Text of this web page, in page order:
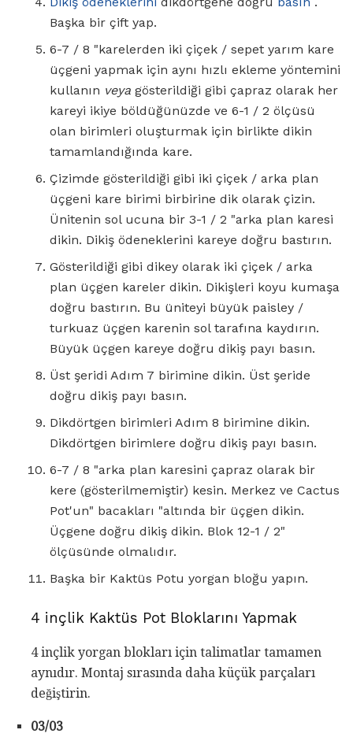
Başka bir çift yap.
6-7 / 8 "karelerden iki çiçek / sepet yarım kare
üçgeni yapmak için aynı hızlı ekleme yöntemini
kullanın veya gösterildiği gibi çapraz olarak her
kareyi ikiye böldüğünüzde ve 6-1 / 2 ölçüsü
olan birimleri oluşturmak için birlikte dikin
tamamlandığında kare.
Çizimde gösterildiği gibi iki çiçek / arka plan
üçgeni kare birimi birbirine dik olarak çizin.
Ünitenin sol ucuna bir 3-1 / 2 "arka plan karesi
dikin. Dikiş ödeneklerini kareye doğru bastırın.
Gösterildiği gibi dikey olarak iki çiçek / arka
plan üçgen kareler dikin. Dikişleri koyu kumaşa
doğru bastırın. Bu üniteyi büyük paisley /
turkuaz üçgen karenin sol tarafına kaydırın.
Büyük üçgen kareye doğru dikiş payı basın.
Üst şeridi Adım 7 birimine dikin. Üst şeride
doğru dikiş payı basın.
Dikdörtgen birimleri Adım 8 birimine dikin.
Dikdörtgen birimlere doğru dikiş payı basın.
6-7 / 8 "arka plan karesini çapraz olarak bir
kere (gösterilmemiştir) kesin. Merkez ve Cactus
Pot'un" bacakları "altında bir üçgen dikin.
Üçgene doğru dikiş dikin. Blok 12-1 / 2"
ölçüsünde olmalıdır.
Başka bir Kaktüs Potu yorgan bloğu yapın.
4 inçlik Kaktüs Pot Bloklarını Yapmak
4 inçlik yorgan blokları için talimatlar tamamen
aynıdır. Montaj sırasında daha küçük parçaları
değiştirin.
03/03